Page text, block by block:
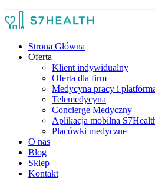
Strona Główna
Oferta
Klient indywidualny
Oferta dla firm
Medycyna pracy i
Telemedycyna
Concierge Medyczny
Aplikacja mobilna
Placówki medyczne
O nas
Blog
Sklep
Kontakt